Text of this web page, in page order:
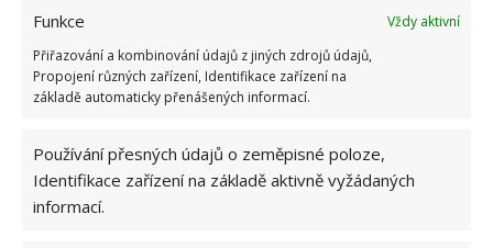
Funkce
Vždy aktivní
Přiřazování a kombinování údajů z jiných zdrojů údajů,
Propojení různých zařízení, Identifikace zařízení na
základě automaticky přenášených informací.
Používání přesných údajů o zeměpisné poloze,
Identifikace zařízení na základě aktivně vyžádaných
informací.
BYDLENÍ DOMOV TERASA TINY HOUSE
KOMENTOVAT